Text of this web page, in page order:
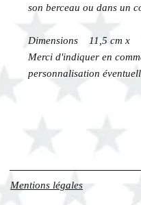
son berceau ou dans un
Dimensions 11,5 cm x
Merci d'indiquer en
personnalisation
Mentions légales